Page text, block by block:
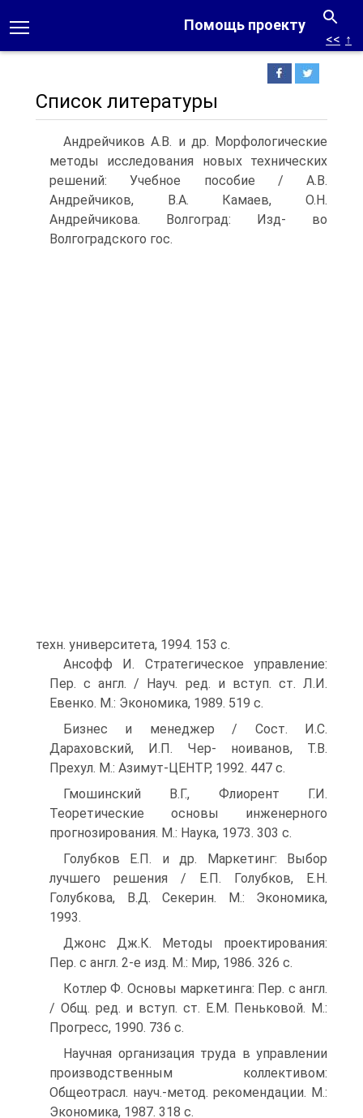
Помощь проекту
<< ↑
Список литературы
Андрейчиков А.В. и др. Морфологические
методы исследования новых технических
решений: Учебное пособие / А.В.
Андрейчиков, В.А. Камаев, О.Н.
Андрейчикова. Волгоград: Изд- во
Волгоградского гос.
техн. университета, 1994. 153 с.
Ансофф И. Стратегическое управление:
Пер. с англ. / Науч. ред. и вступ. ст. Л.И.
Евенко. М.: Экономика, 1989. 519 с.
Бизнес и менеджер / Сост. И.С.
Дараховский, И.П. Чер- ноиванов, Т.В.
Прехул. М.: Азимут-ЦЕНТР, 1992. 447 с.
Гмошинский В.Г., Флиорент Г.И.
Теоретические основы инженерного
прогнозирования. М.: Наука, 1973. 303 с.
Голубков Е.П. и др. Маркетинг: Выбор
лучшего решения / Е.П. Голубков, Е.Н.
Голубкова, В.Д. Секерин. М.: Экономика,
1993.
Джонс Дж.К. Методы проектирования:
Пер. с англ. 2-е изд. М.: Мир, 1986. 326 с.
Котлер Ф. Основы маркетинга: Пер. с англ.
/ Общ. ред. и вступ. ст. Е.М. Пеньковой. М.:
Прогресс, 1990. 736 с.
Научная организация труда в управлении
производственным коллективом:
Общеотрасл. науч.-метод. рекомендации. М.:
Экономика, 1987. 318 с.